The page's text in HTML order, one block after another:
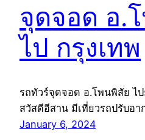
จุดจอด อ.
ไป กรุงเทพ
รถทัวร์จุดจอด อ.โพนพิสัย ไ
สวัสดีอีสาน มีเที่ยวรถปรับอา
January 6, 2024